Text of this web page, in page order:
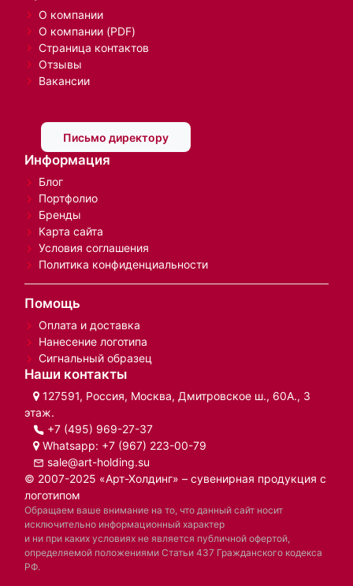
О компании
О компании (PDF)
Страница контактов
Отзывы
Вакансии
Письмо директору
Информация
Блог
Портфолио
Бренды
Карта сайта
Условия соглашения
Политика конфиденциальности
Помощь
Оплата и доставка
Нанесение логотипа
Сигнальный образец
Наши контакты
127591, Россия, Москва, Дмитровское ш., 60А., 3
этаж.
+7 (495) 969-27-37
Whatsapp: +7 (967) 223-00-79
sale@art-holding.su
© 2007-2025 «Арт-Холдинг» – сувенирная продукция с
логотипом
Обращаем ваше внимание на то, что данный сайт носит
исключительно информационный характер
и ни при каких условиях не является публичной офертой,
определяемой положениями Статьи 437 Гражданского кодекса
РФ.